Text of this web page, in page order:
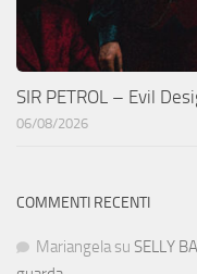
SIR PETROL – Evil
06/08/2026
COMMENTI RECENTI
Mariangela su SELLY